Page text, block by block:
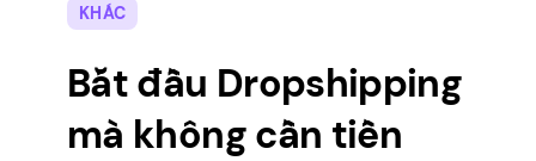
KHÁC
Bắt đầu Dropshipping
mà không cần tiền